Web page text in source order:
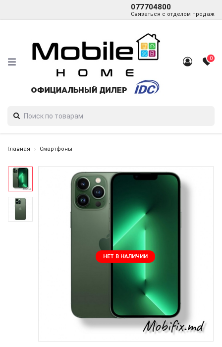
077704800
Связаться с отделом продаж
0
Главная Смартфоны
НЕТ В НАЛИЧИИ